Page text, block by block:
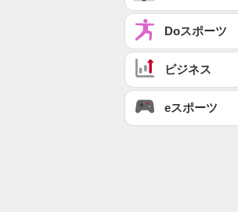
Doスポーツ
ビジネス
eスポーツ